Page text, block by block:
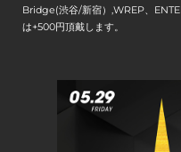
Bridge(渋谷/新宿）,WREP、
は+500円頂戴します。